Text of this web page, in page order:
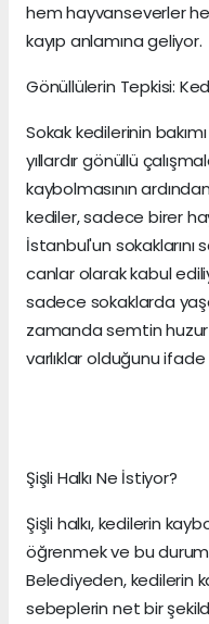
hem hayvanseverler
kayıp anlamına geliyor.
Gönüllülerin Tepkisi:
Sokak kedilerinin
yıllardır gönüllü
kaybolmasının
kediler, sadece birer
İstanbul'un sokaklarını
canlar olarak kabul
sadece sokaklarda
zamanda semtin huzur
varlıklar olduğunu
Şişli Halkı Ne İstiyor?
Şişli halkı, kedilerin
öğrenmek ve bu
Belediyeden, kedilerin
sebeplerin net bir